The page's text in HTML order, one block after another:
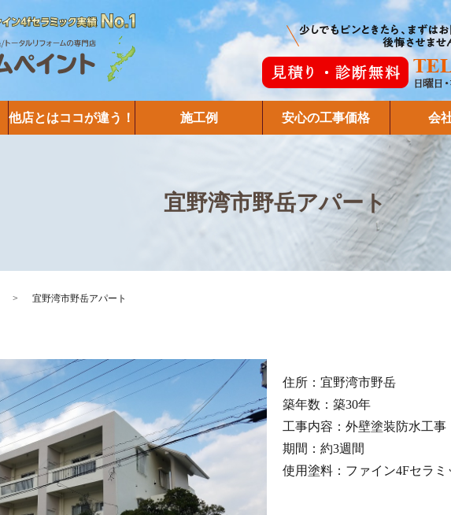
他店とはココが違う！ 施工例 安心の工事価格 会
宜野湾市野岳アパート
宜野湾市野岳アパート
住所：宜野湾市野岳
築年数：築30年
工事内容：外壁塗装防水工事
期間：約3週間
使用塗料：ファイン4Fセラミ